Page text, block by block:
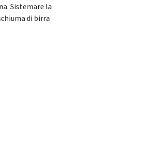
Sistemare la
di birra